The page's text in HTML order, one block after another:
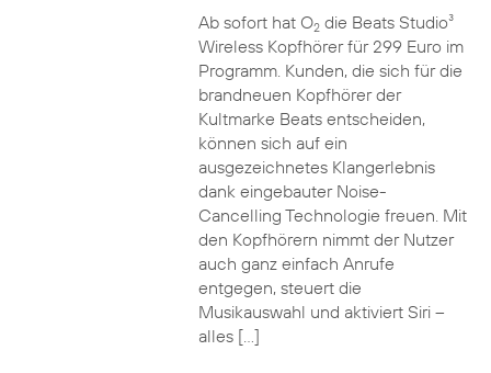
Ab sofort hat O2die Beats Studio³
Wireless Kopfhörer für 299 Euro im
Programm. Kunden, die sich für die
brandneuen Kopfhörer der
Kultmarke Beats entscheiden,
können sich auf ein
ausgezeichnetes Klangerlebnis
dank eingebauter Noise-
Cancelling Technologie freuen. Mit
den Kopfhörern nimmt der Nutzer
auch ganz einfach Anrufe
entgegen, steuert die
Musikauswahl und aktiviert Siri –
alles […]